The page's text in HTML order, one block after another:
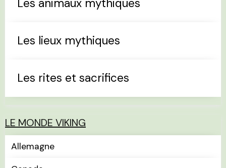
Les animaux mythiques
Les lieux mythiques
Les rites et sacrifices
LE MONDE VIKING
Allemagne